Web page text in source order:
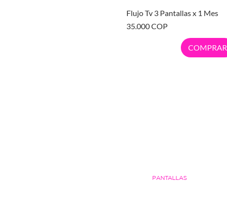
Vista rápida
Flujo Tv 3 Pantallas x 1 Mes
Precio
35.000 COP
COMPRAR
PANTALLAS